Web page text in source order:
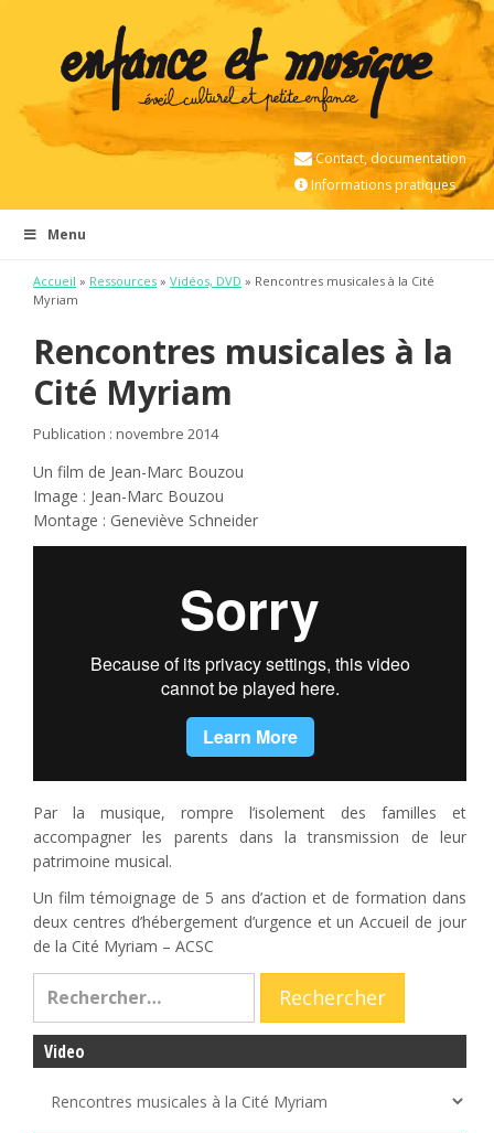
Contact, documentation
Informations pratiques
Menu
Accueil » Ressources » Vidéos, DVD » Rencontres musicales à la Cité
Myriam
Rencontres musicales à la
Cité Myriam
Publication : novembre 2014
Un film de Jean-Marc Bouzou
Image : Jean-Marc Bouzou
Montage : Geneviève Schneider
Par la musique, rompre l’isolement des familles et
accompagner les parents dans la transmission de leur
patrimoine musical.
Un film témoignage de 5 ans d’action et de formation dans
deux centres d’hébergement d’urgence et un Accueil de jour
de la Cité Myriam – ACSC
Video